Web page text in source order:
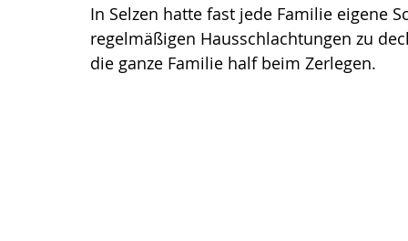
In Selzen hatte fast jede Familie eigene
regelmäßigen Hausschlachtungen zu
die ganze Familie half beim Zerlegen.